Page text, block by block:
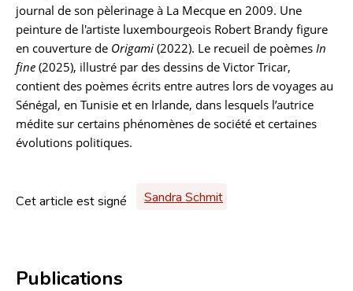
journal de son pèlerinage à La Mecque en 2009. Une
peinture de l'artiste luxembourgeois Robert Brandy figure
en couverture de Origami (2022). Le recueil de poèmes In
fine (2025), illustré par des dessins de Victor Tricar,
contient des poèmes écrits entre autres lors de voyages au
Sénégal, en Tunisie et en Irlande, dans lesquels l’autrice
médite sur certains phénomènes de société et certaines
évolutions politiques.
Cet article est signé Sandra Schmit
Publications